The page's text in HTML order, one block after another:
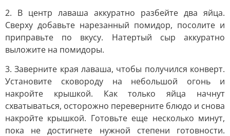
2. В центр лаваша аккуратно разбейте два яйца.
Сверху добавьте нарезанный помидор, посолите и
приправьте по вкусу. Натертый сыр аккуратно
выложите на помидоры.
3. Заверните края лаваша, чтобы получился конверт.
Установите сковороду на небольшой огонь и
накройте крышкой. Как только яйца начнут
схватываться, осторожно переверните блюдо и снова
накройте крышкой. Готовьте еще несколько минут,
пока не достигнете нужной степени готовности.